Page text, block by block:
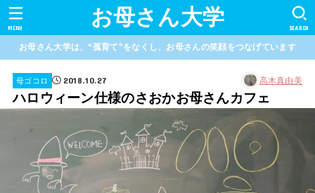
お母さん大学 SEARCH
MENU
お母さん大学は、“孤育て”をなくし、お母さんの笑顔をつなげています
母ゴコロ 2018.10.27 高木真由美
ハロウィーン仕様のさおかお母さんカフェ